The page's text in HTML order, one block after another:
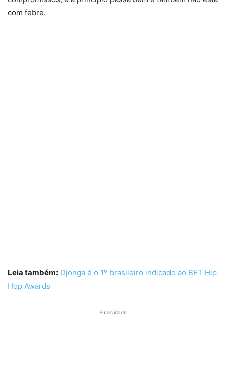
com febre.
Leia também: Djonga é o 1º brasileiro indicado ao BET Hip
Hop Awards
Publicidade